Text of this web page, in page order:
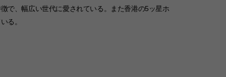
で、幅広い世代に愛されている。また香港の5ッ星ホ
る。